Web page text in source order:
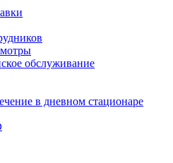
обслуживание
в дневном стационаре